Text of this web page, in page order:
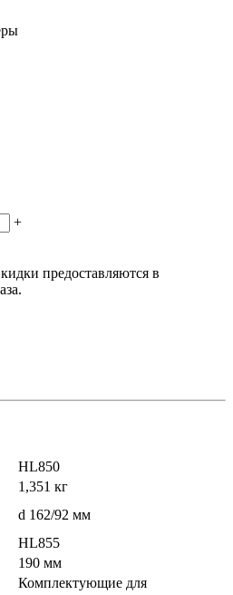
+
предоставляются в
HL850
1,351 кг
d 162/92 мм
HL855
190 мм
Комплектующие для